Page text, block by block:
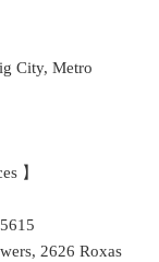
City, Metro
】
2626 Roxas